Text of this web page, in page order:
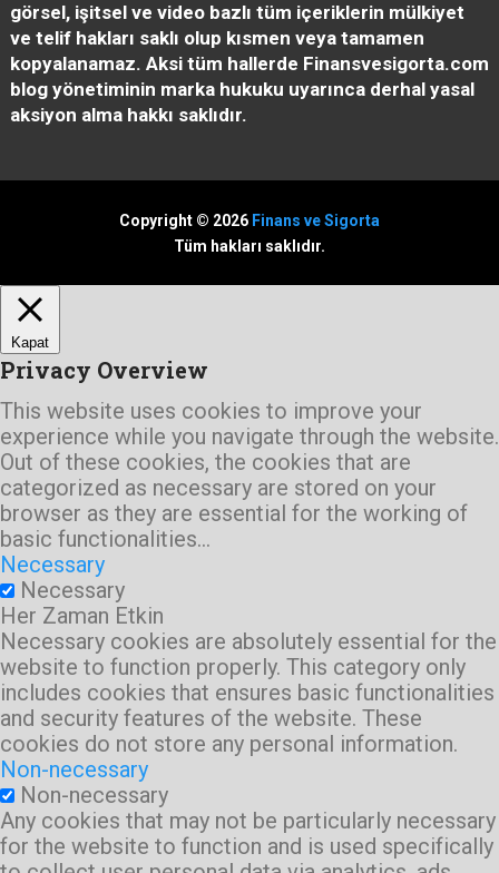
görsel, işitsel ve video bazlı tüm içeriklerin mülkiyet
ve telif hakları saklı olup kısmen veya tamamen
kopyalanamaz. Aksi tüm hallerde Finansvesigorta.com
blog yönetiminin marka hukuku uyarınca derhal yasal
aksiyon alma hakkı saklıdır.
Copyright © 2026 Finans ve Sigorta
Tüm hakları saklıdır.
Kapat
Privacy Overview
This website uses cookies to improve your
experience while you navigate through the website.
Out of these cookies, the cookies that are
categorized as necessary are stored on your
browser as they are essential for the working of
basic functionalities...
Necessary
Necessary
Her Zaman Etkin
Necessary cookies are absolutely essential for the
website to function properly. This category only
includes cookies that ensures basic functionalities
and security features of the website. These
cookies do not store any personal information.
Non-necessary
Non-necessary
Any cookies that may not be particularly necessary
for the website to function and is used specifically